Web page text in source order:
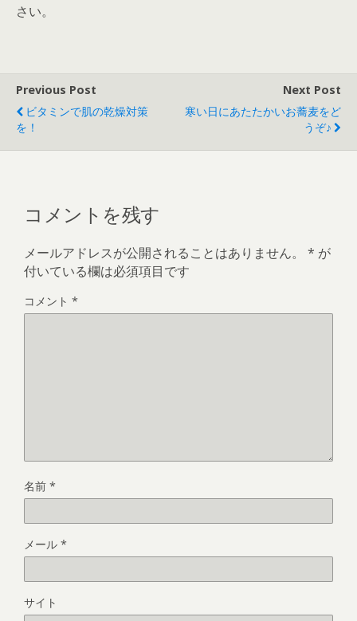
さい。
Previous Post
ビタミンで肌の乾燥対策
を！
Next Post
寒い日にあたたかいお蕎麦をど
うぞ♪
コメントを残す
メールアドレスが公開されることはありません。 * が
付いている欄は必須項目です
コメント *
名前 *
メール *
サイト